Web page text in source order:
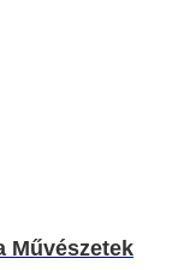
Művészetek